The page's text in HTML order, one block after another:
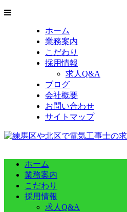
ホーム
業務案内
こだわり
採用情報
求人Q&A
ブログ
会社概要
お問い合わせ
サイトマップ
ホーム
業務案内
こだわり
採用情報
求人Q&A